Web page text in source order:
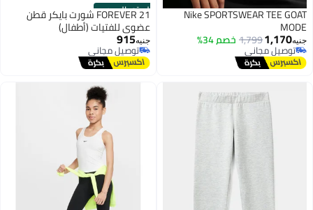
Nike SPORTSWEAR TEE GOAT
MODE
جنيه1,170
1,799خصم 34%
توصيل مجاني
توصيل مجاني
الستور الرسميFOREVER 21 شورت بايكر قطن
عضوي للفتيات (أطفال)
جنيه915
توصيل مجاني
توصيل مجاني